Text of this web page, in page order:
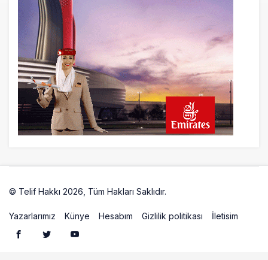
© Telif Hakkı 2026, Tüm Hakları Saklıdır.
Yazarlarımız Künye Hesabım Gizlilik politikası İletisim